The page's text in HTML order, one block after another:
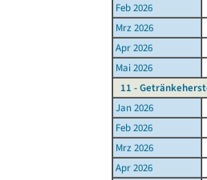
Feb 2026
Mrz 2026
Apr 2026
Mai 2026
11 -
Jan 2026
Feb 2026
Mrz 2026
Apr 2026